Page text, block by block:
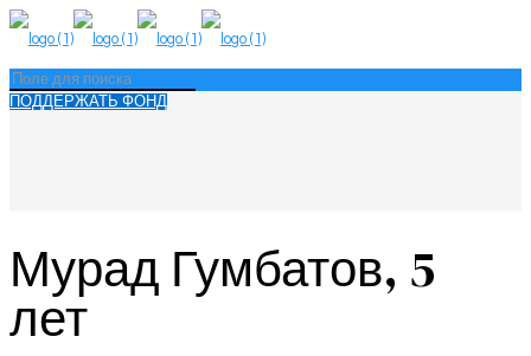
ПОДДЕРЖАТЬ ФОНД
Мурад Гумбатов, 5
лет